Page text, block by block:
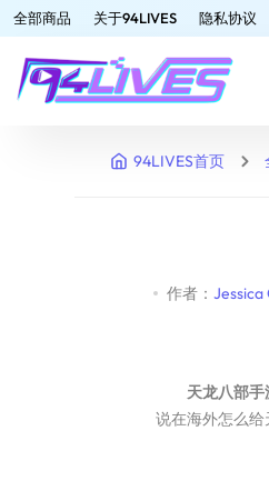
全部商品 关于94LIVES 隐私协议
94LIVES首页
作者： Jessica
天龙八部
说在海外怎么给